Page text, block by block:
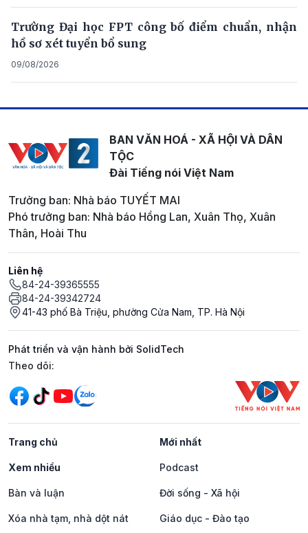
Trường Đại học FPT công bố điểm chuẩn, nhận
hồ sơ xét tuyển bổ sung
09/08/2026
BAN VĂN HOÁ - XÃ HỘI VÀ DÂN
TỘC
Đài Tiếng nói Việt Nam
Trưởng ban: Nhà báo TUYẾT MAI
Phó trưởng ban: Nhà báo Hồng Lan, Xuân Thọ, Xuân
Thân, Hoài Thu
Liên hệ
84-24-39365555
84-24-39342724
41-43 phố Bà Triệu, phường Cửa Nam, TP. Hà Nội
Phát triển và vận hành bởi SolidTech
Mạng xã hội
Theo dõi:
Trang chủ Mới nhất
Xem nhiều Podcast
Bàn và luận Đời sống - Xã hội
Xóa nhà tạm, nhà dột nát Giáo dục - Đào tạo